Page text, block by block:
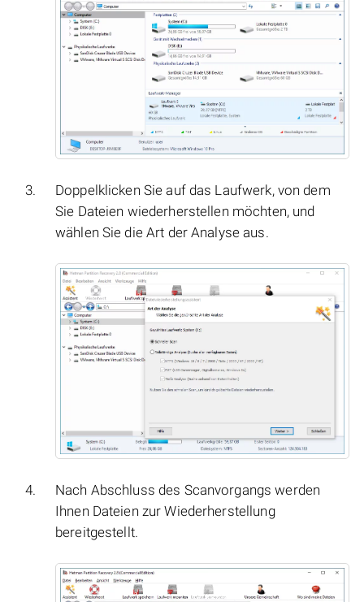
Doppelklicken Sie auf das Laufwerk, von dem
Sie Dateien wiederherstellen möchten, und
wählen Sie die Art der Analyse aus.
Nach Abschluss des Scanvorgangs werden
Ihnen Dateien zur Wiederherstellung
bereitgestellt.